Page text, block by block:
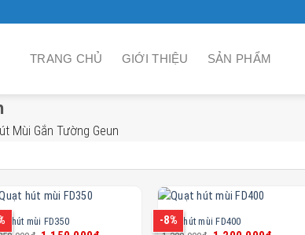
TRANG CHỦ GIỚI THIỆU SẢN PHẨM
Mùi Gắn Tường Geun
hút mùi FD350
-8%
Quạt hút mùi FD400